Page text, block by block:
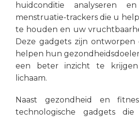
huidconditie analyseren
menstruatie-trackers die u
te houden en uw
Deze gadgets zijn
helpen hun
een beter inzicht te
lichaam.
Naast gezondheid en
technologische gadgets